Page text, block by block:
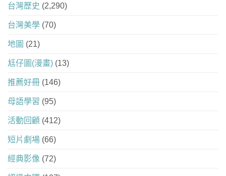
台灣歷史 (2,290)
台灣美學 (70)
地圖 (21)
尪仔圖(漫畫) (13)
推薦好冊 (146)
母語學習 (95)
活動回顧 (412)
短片劇場 (66)
經典影像 (72)